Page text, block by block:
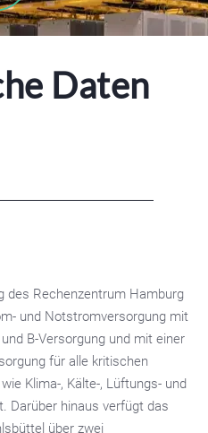
Daten
des Rechenzentrum Hamburg
und Notstromversorgung mit
B-Versorgung und mit einer
für alle kritischen
Klima-, Kälte-, Lüftungs- und
Darüber hinaus verfügt das
über zwei